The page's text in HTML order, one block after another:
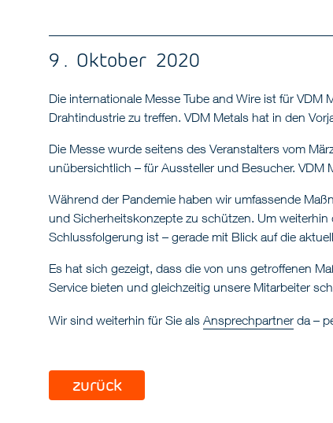
9 . Oktober 2020
Die internationale Messe Tube and Wire ist für
Drahtindustrie zu treffen. VDM Metals hat in den
Die Messe wurde seitens des Veranstalters vom
unübersichtlich – für Aussteller und Besucher. VDM
Während der Pandemie haben wir umfassende
und Sicherheitskonzepte zu schützen. Um
Schlussfolgerung ist – gerade mit Blick auf die
Es hat sich gezeigt, dass die von uns getroffenen
Service bieten und gleichzeitig unsere Mitarbeiter
Wir sind weiterhin für Sie alsAnsprechpartner da –
zurück